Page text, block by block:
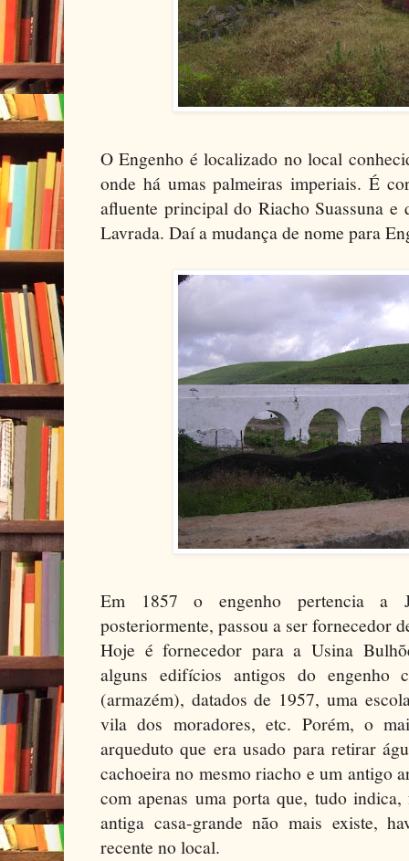
O Engenho é localizado no local
onde há umas palmeiras imperiais. É
afluente principal do Riacho Suassuna e
Lavrada. Daí a mudança de nome para
Em 1857 o engenho pertencia a
posteriormente, passou a ser fornecedor
Hoje é fornecedor para a Usina
alguns edifícios antigos do engenho
(armazém), datados de 1957, uma
vila dos moradores, etc. Porém, o
arqueduto que era usado para retirar
cachoeira no mesmo riacho e um antigo
com apenas uma porta que, tudo
antiga casa-grande não mais existe,
recente no local.